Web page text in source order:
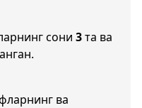
сони 3та ва
ва